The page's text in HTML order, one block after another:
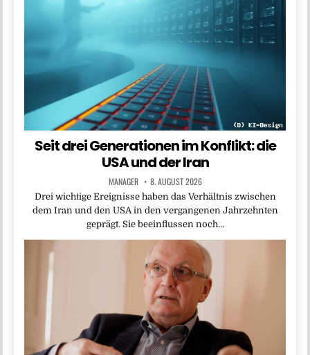
Seit drei Generationen im Konflikt: die
USA und der Iran
MANAGER 8. AUGUST 2026
Drei wichtige Ereignisse haben das Verhältnis zwischen
dem Iran und den USA in den vergangenen Jahrzehnten
geprägt. Sie beeinflussen noch…